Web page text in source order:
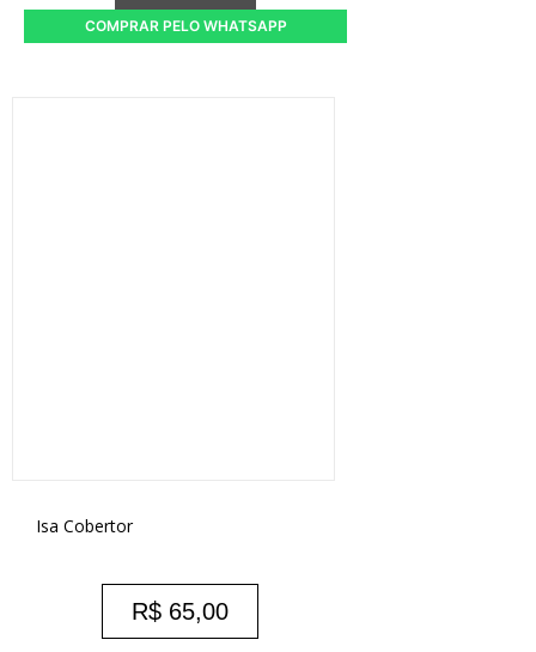
COMPRAR PELO WHATSAPP
Isa Cobertor
R$65,00